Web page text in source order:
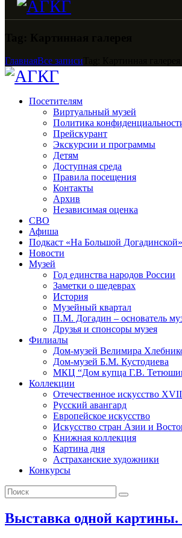
ГлавнаяВсе записи
Посетителям
Виртуальный музей
Политика
Прейскурант
Экскурсии и программы
Детям
Доступная среда
Правила посещения
Контакты
Архив
Независимая оценка
СВО
Афиша
Подкаст «На Большой Догадинской»
Новости
Музей
Год единства народов России
Заметки о шедеврах
История
Музейный квартал
П.М. Догадин – основатель
Друзья и спонсоры музея
Филиалы
Дом-музей Велимира
Дом-музей Б.М. Кустодиева
МКЦ “Дом купца Г.В.
Коллекции
Отечественное искусство
Русский авангард
Европейское искусство
Искусство стран Азии и
Книжная коллекция
Картина дня
Астраханские художники
Конкурсы
Выставка одной картины.